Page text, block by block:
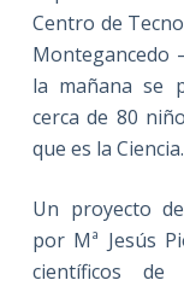
Centro de
Montegancedo
la mañana se
cerca de 80
que es la Ciencia.
Un proyecto
por Mª Jesús
científicos